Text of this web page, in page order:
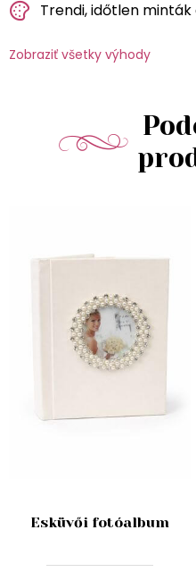
Trendi, időtlen minták
Zobraziť všetky výhody
Esküvői fotóalbum